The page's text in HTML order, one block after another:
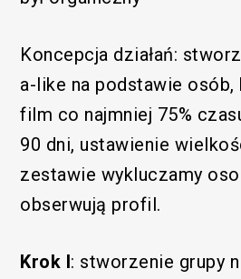
Koncepcja działań:
a-like na podstawie osób,
film co najmniej 75%
90 dni, ustawienie
zestawie wykluczamy
obserwują profil.
Krok I: stworzenie grupy